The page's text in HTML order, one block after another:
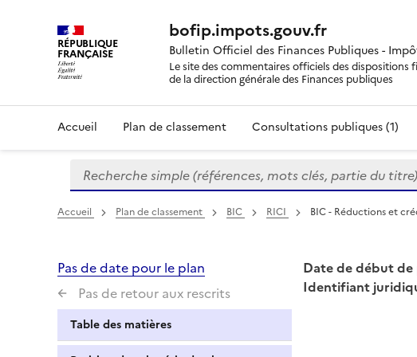
RÉPUBLIQUE
FRANÇAISE
bofip.impots.gouv.fr
Bulletin Officiel des Finances Publiques -
Le site des commentaires officiels des dispositions
de la direction générale des Finances publiques
Accueil Plan de classement Consultations publiques (1)
Formulaire
de
recherche
Recherche simple (références, mots clés, partie du titre)
Accueil Plan de classement BIC RICI BIC - Réductions et
Pas de date pour le plan
Pas de retour aux rescrits
Table des matières
Date de début
Identifiant